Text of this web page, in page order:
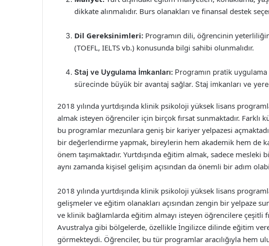
dikkate alınmalıdır. Burs olanakları ve finansal destek
Dil Gereksinimleri: Programın dili, öğrencinin
(TOEFL, IELTS vb.) konusunda bilgi sahibi olunmalıdır.
Staj ve Uygulama İmkanları: Programın pratik
sürecinde büyük bir avantaj sağlar. Staj imkanları ve
2018 yılında yurtdışında klinik psikoloji yüksek lisans
almak isteyen öğrenciler için birçok fırsat sunmaktadır.
bu programlar mezunlara geniş bir kariyer yelpazesi
bir değerlendirme yapmak, bireylerin hem akademik hem de
önem taşımaktadır. Yurtdışında eğitim almak, sadece mesleki
aynı zamanda kişisel gelişim açısından da önemli bir adım
2018 yılında yurtdışında klinik psikoloji yüksek lisans
gelişmeler ve eğitim olanakları açısından zengin bir yelpaze
ve klinik bağlamlarda eğitim almayı isteyen öğrencilere çeşitli
Avustralya gibi bölgelerde, özellikle İngilizce dilinde eğitim
görmekteydi. Öğrenciler, bu tür programlar aracılığıyla hem